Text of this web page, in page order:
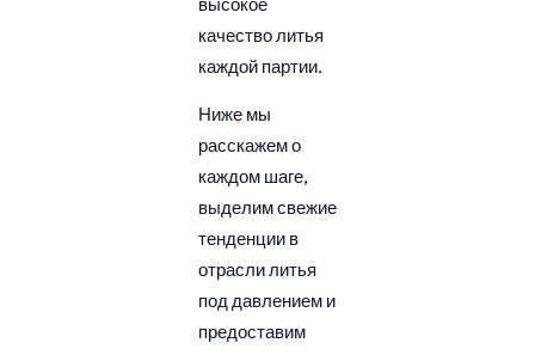
качество литья
каждой партии.
Ниже мы
расскажем о
каждом шаге,
выделим свежие
тенденции в
отрасли литья
под давлением и
предоставим